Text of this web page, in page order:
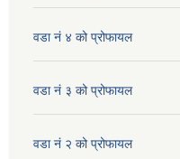
वडा नं ४ को प्रोफायल
वडा नं ३ को प्रोफायल
वडा नं २ को प्रोफायल